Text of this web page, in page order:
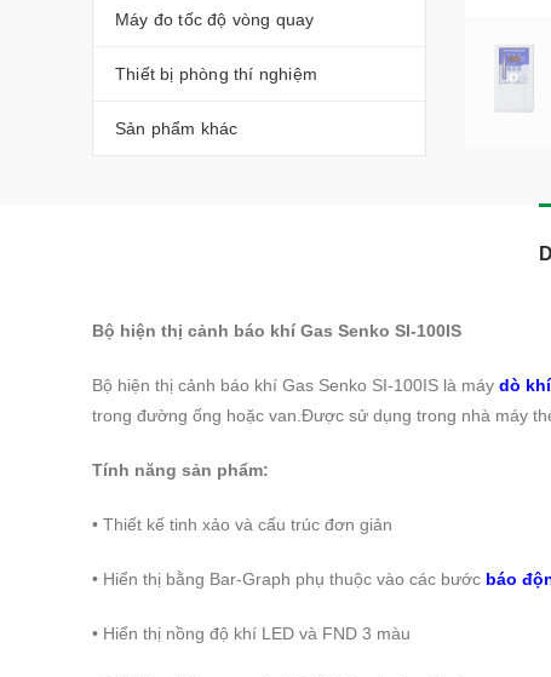
Máy đo tốc độ vòng quay
Thiết bị phòng thí nghiệm
Sản phẩm khác
Bộ hiện thị cảnh báo khí Gas Senko SI-100IS
Bộ hiện thị cảnh báo khí Gas Senko SI-100IS là máy dò khí
trong đường ống hoặc van.Được sử dụng trong nhà máy
Tính năng sản phẩm:
• Thiết kế tinh xảo và cấu trúc đơn giản
• Hiển thị bằng Bar-Graph phụ thuộc vào các bước báo
• Hiển thị nồng độ khí LED và FND 3 màu